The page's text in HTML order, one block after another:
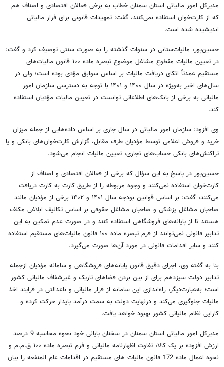
مدیرکل امور مالیاتی استان سمنان خطاب به برخی فعالان اقتصادی و اصناف هم
که از کارت‌خوان استفاده نمی‌کنند، گفت: تمهیدات قانونی برای فرار مالیاتی
اندیشیده شده است.
حسین‌پور، مالیات‌ستانی در سنوات گذشته را به صورت سنتی توصیف کرد و گفت:
در تعیین مالیات مقطوع مشاغل موضوع تبصره ماده ۱۰۰ قانون مالیات‌های
مستقیم عمدتاً اتکای دریافت مالیات بر اساس سوابق مؤدی بوده است؛ ولی در
سال‌های اخیر به‌ویژه در سال ۱۴۰۰ و ۱۴۰۱ با توجه به دسترسی سازمان امور
مالیاتی به برخی از بانک‌های اطلاعاتی توانست در تعیین مالیات مؤدیان استفاده
کند.
وی افزود: سازمان امور مالیاتی در سال جاری بر اساس داده‌هایی از جمله میزان
خرید و فروش اعلامی توسط مؤدیان طرف مقابل، گزارش کارت‌خوان‌های بانکی و یا
تراکنش‌های بانکی حساب‌های تجاری، تعیین مالیات انجام می‌شود.
حسین‌پور در پاسخ به این سؤال که برخی از فعالان اقتصادی و اصناف از
کارت‌خوان استفاده نمی‌کنند و وجوه مربوطه را از طریق کارت به کارت دریافت
می‌کنند، گفت: بر اساس قوانین بودجه سال ۱۴۰۱ و ۱۴۰۲ برخی از مؤدیان مانند
صاحبان مشاغل پزشکی و صاحبان مشاغل حقوقی بر اساس تکالیف ابلاغی مکلف
هستند تا از پایانه‌های فروشگاهی استفاده کنند و در صورت عدم تمکین به این
تدابیر قانونی نمی‌توانند از فرم تبصره ماده ۱۰۰ قانون مالیات‌های مستقیم استفاده
کنند و سایر اقدامات قانونی در مورد آن‌ها صورت می‌گیرد.
بنا به گفته وی، اجرای دقیق قانون پایانه‌های فروشگاهی و سامانه مؤدیان ازجمله
تدابیر دولت سیزدهم برای از بین بردن فضاهای تاریک و غیرشفاف مالیاتی کشور
است؛ به‌عبارت‌دیگر، راه‌اندازی این سامانه از فرار مالیاتی و ناعدالتی در فرایند اخذ
مالیات جلوگیری می‌کند و درنهایت دولت به سمت درآمد پایدار حرکت کرده و
کارایی نظام مالیاتی کشور بهبود خواهد یافت.
مدیرکل امور مالیاتی استان سمنان در سخنان پایانی خود نحوه محاسبه 9 درصد
ارزش افزوده بر یک کالا، تفاوت اظهارنامه مالیاتی و فرم تبصره ماده ۱۰۰ ق.م.م و
نحوه اعمال ماده 172 قانون مالیات های مستقیم در اقدامات عام المنفعه را بیان